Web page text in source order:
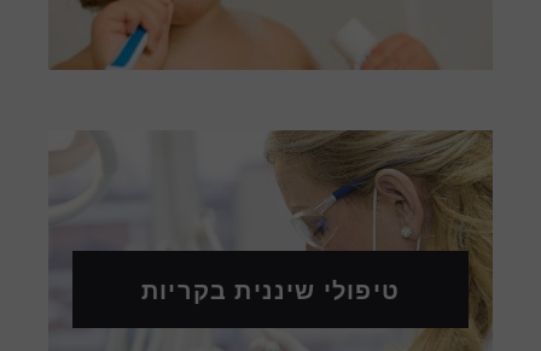
טיפולי שיננית בקריות